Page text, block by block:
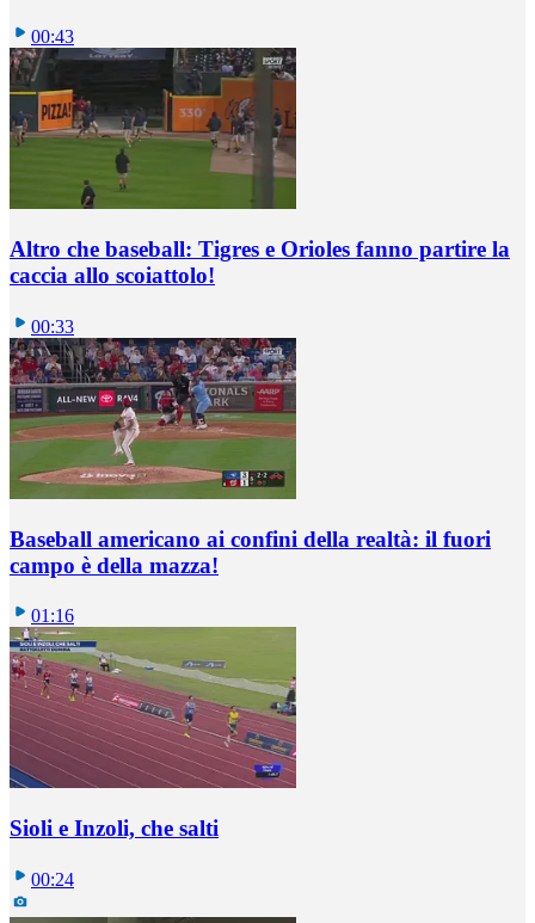
00:43
Altro che baseball: Tigres e Orioles fanno partire la
caccia allo scoiattolo!
00:33
Baseball americano ai confini della realtà: il fuori
campo è della mazza!
01:16
Sioli e Inzoli, che salti
00:24